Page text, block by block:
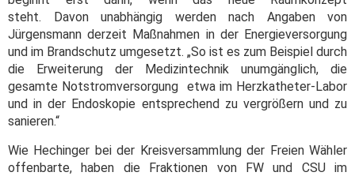
steht. Davon unabhängig werden nach Angaben von
Jürgensmann derzeit Maßnahmen in der Energieversorgung
und im Brandschutz umgesetzt. „So ist es zum Beispiel durch
die Erweiterung der Medizintechnik unumgänglich, die
gesamte Notstromversorgung etwa im Herzkatheter-Labor
und in der Endoskopie entsprechend zu vergrößern und zu
sanieren.“
Wie Hechinger bei der Kreisversammlung der Freien Wähler
offenbarte, haben die Fraktionen von FW und CSU im